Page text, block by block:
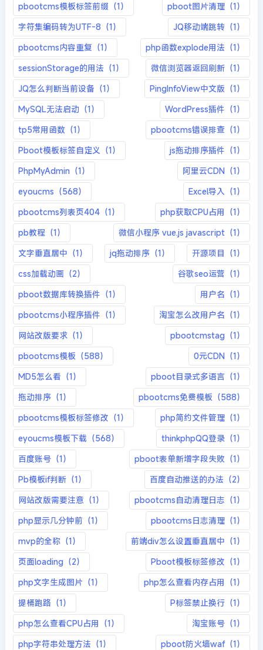
pbootcms模板标签前缀（1）
pboot图片清理（1）
字符集编码转为UTF-8（1）
JQ移动端跳转（1）
pbootcms内容重复（1）
php函数explode用法（1）
sessionStorage的用法（1）
微信浏览器返回刷新（1）
JQ怎么判断当前设备（1）
PingInfoView中文版（1）
MySQL无法启动（1）
WordPress插件（1）
tp5常用函数（1）
pbootcms错误排查（1）
Pboot模板标签自定义（1）
js拖动排序插件（1）
PhpMyAdmin（1）
阿里云CDN（1）
eyoucms（568）
Excel导入（1）
pbootcms列表页404（1）
php获取CPU占用（1）
pb教程（1）
微信小程序 vue.js javascript（1）
文字垂直居中（1）
jq拖动排序（1）
开源项目（1）
css加载动画（2）
谷歌seo运营（1）
pboot数据库转换插件（1）
用户名（1）
pbootcms小程序插件（1）
淘宝怎么改用户名（1）
网站改版要求（1）
pbootcmstag（1）
pbootcms模板（588）
0元CDN（1）
MD5怎么看（1）
pboot目录式多语言（1）
拖动排序（1）
pbootcms免费模板（588）
pbootcms模板标签修改（1）
php简约文件管理（1）
eyoucms模板下载（568）
thinkphpQQ登录（1）
百度账号（1）
pboot表单新增字段失败（1）
Pb模板if判断（1）
百度自动推送的办法（2）
网站改版需要注意（1）
pbootcms自动清理日志（1）
php显示几分钟前（1）
pbootcms日志清理（1）
mvp的全称（1）
前端div怎么设置垂直居中（1）
页面loading（2）
Pboot模板标签修改（1）
php文字生成图片（1）
php怎么查看内存占用（1）
提桶跑路（1）
P标签禁止换行（1）
php怎么查看CPU占用（1）
淘宝账号（1）
php字符串处理方法（1）
pboot防火墙waf（1）